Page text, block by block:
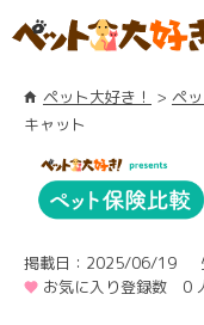
ペット大好き！ ペ
キャット
掲載日：2025/06/19
お気に入り登録数 0